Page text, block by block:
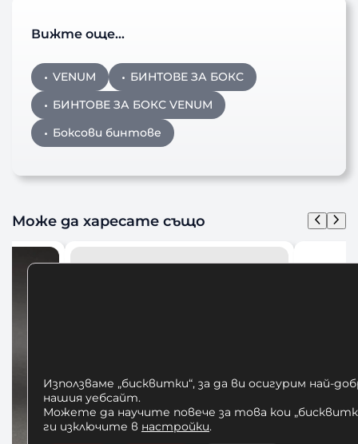
Вижте още…
VENUM
БИНТОВЕ ЗА БОКС
БИНТОВЕ ЗА БОКС VENUM
Боксови бинтове
Може да харесате също
Използваме „бисквитки“, за да ви осигурим най-
нашия уебсайт.
Можете да научите повече за това кои
ги изключите в настройки.